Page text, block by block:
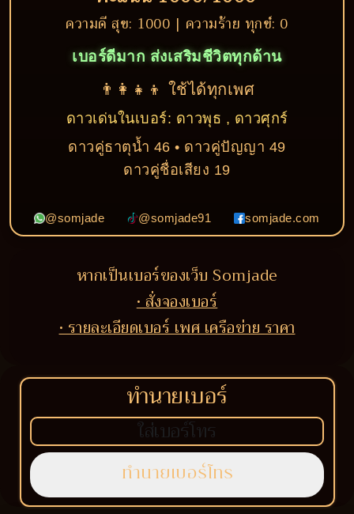
ความดี สุข: 1000 | ความร้าย ทุกข์: 0
เบอร์ดีมาก ส่งเสริมชีวิตทุกด้าน
👨‍👩‍👧‍👦 ใช้ได้ทุกเพศ
ดาวเด่นในเบอร์: ดาวพุธ , ดาวศุกร์
ดาวคู่ธาตุน้ำ 46 • ดาวคู่ปัญญา 49
ดาวคู่ชื่อเสียง 19
@somjade @somjade91 somjade.com
หากเป็นเบอร์ของเว็บ Somjade
• สั่งจองเบอร์
• รายละเอียดเบอร์ เพศ เครือข่าย ราคา
ทำนายเบอร์